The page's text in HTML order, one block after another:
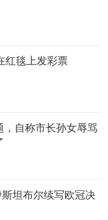
红毯上发彩票
，自称市长孙女辱骂
坦布尔续写欧冠决